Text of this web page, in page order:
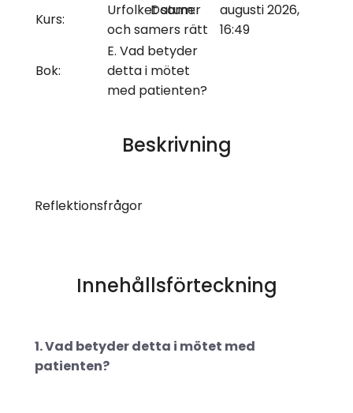
Kurs:
Urfolket samer
och samers rätt
Bok:
E. Vad betyder
detta i mötet
med patienten?
Datum:
augusti 2026,
16:49
Beskrivning
Reflektionsfrågor
Innehållsförteckning
1. Vad betyder detta i mötet med
patienten?